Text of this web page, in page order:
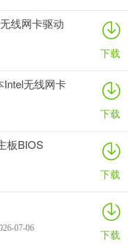
线网卡驱动
下载
Intel无线网卡
下载
板BIOS
下载
07-06 下载